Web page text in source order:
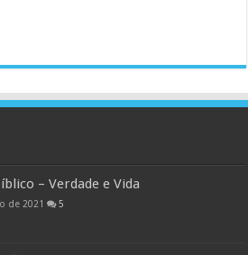
– Verdade e Vida
de 2021 5